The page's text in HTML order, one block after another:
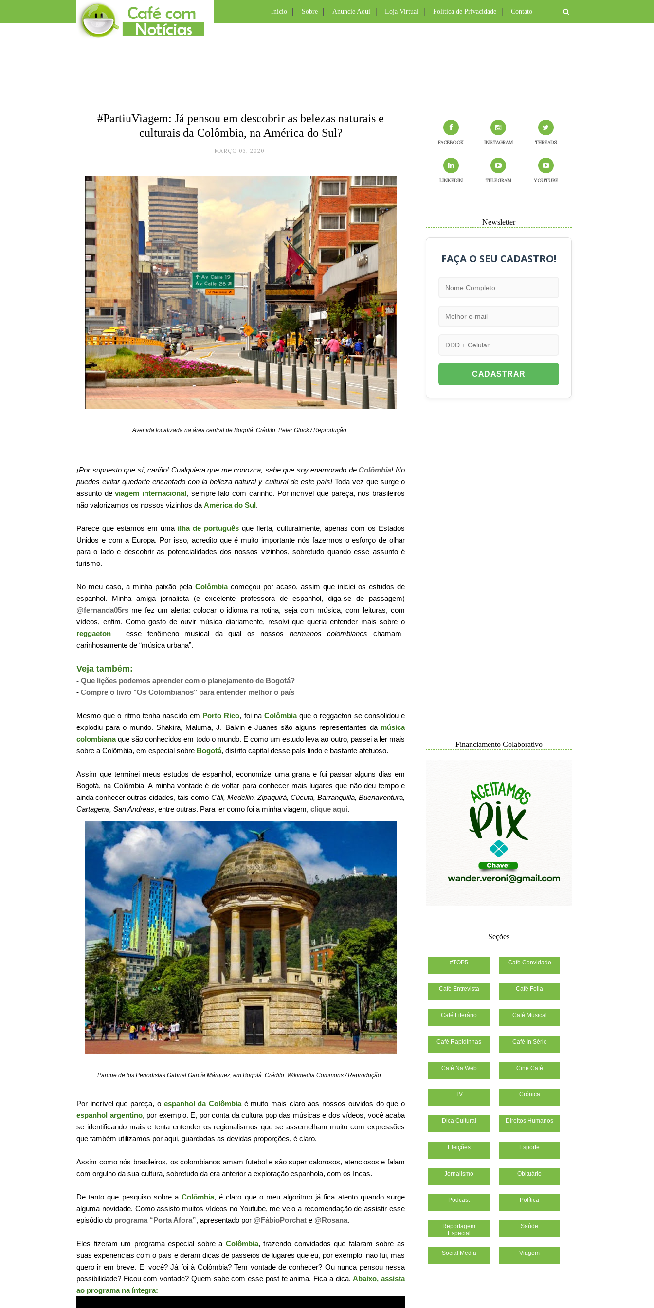
Início Sobre Anuncie Aqui Loja Virtual Política de Privacidade Contato
#PartiuViagem: Já pensou em descobrir as belezas naturais e
culturais da Colômbia, na América do Sul?
MARÇO 03, 2020
Avenida localizada na área central de Bogotá. Crédito: Peter Gluck / Reprodução.
¡Por supuesto que sí, cariño! Cualquiera que me conozca, sabe que soy enamorado deColômbia! No
puedes evitar quedarte encantado con la belleza natural y cultural de este país! Toda vez que surge o
assunto deviagem internacional, sempre falo com carinho. Por incrível que pareça, nós brasileiros
não valorizamos os nossos vizinhos da América do Sul.
Parece que estamos em uma ilha de português que flerta, culturalmente, apenas com os Estados
Unidos e com a Europa. Por isso, acredito que é muito importante nós fazermos o esforço de olhar
para o lado e descobrir as potencialidades dos nossos vizinhos, sobretudo quando esse assunto é
turismo.
No meu caso, a minha paixão pela Colômbiacomeçou por acaso, assim que iniciei os estudos de
espanhol. Minha amiga jornalista (e excelente professora de espanhol, diga-se de passagem)
@fernanda05rs me fez um alerta: colocar o idioma na rotina, seja com música, com leituras, com
vídeos, enfim. Como gosto de ouvir música diariamente, resolvi que queria entender mais sobre o
reggaeton – esse fenômeno musical da qual os nossos hermanos colombianos chamam
carinhosamente de “música urbana”.
Veja também:
- Que lições podemos aprender com o planejamento de Bogotá?
- Compre o livro "Os Colombianos" para entender melhor o país
Mesmo que o ritmo tenha nascido em Porto Rico, foi na Colômbiaque o reggaeton se consolidou e
explodiu para o mundo. Shakira, Maluma, J. Balvin e Juanes são alguns representantes da música
colombianaque são conhecidos em todo o mundo. E como um estudo leva ao outro, passei a ler mais
sobre a Colômbia, em especial sobre Bogotá, distrito capital desse país lindo e bastante afetuoso.
Assim que terminei meus estudos de espanhol, economizei uma grana e fui passar alguns dias em
Bogotá, na Colômbia. A minha vontade é de voltar para conhecer mais lugares que não deu tempo e
ainda conhecer outras cidades, tais como Cáli, Medellin, Zipaquirá, Cúcuta, Barranquilla, Buenaventura,
Cartagena, San Andreas, entre outras. Para ler como foi a minha viagem, clique aqui.
Parque de los Periodistas Gabriel García Márquez, em Bogotá. Crédito: Wikimedia Commons / Reprodução.
Por incrível que pareça, o espanhol da Colômbiaé muito mais claro aos nossos ouvidos do que o
espanhol argentino, por exemplo. E, por conta da cultura pop das músicas e dos vídeos, você acaba
se identificando mais e tenta entender os regionalismos que se assemelham muito com expressões
que também utilizamos por aqui, guardadas as devidas proporções, é claro.
Assim como nós brasileiros, os colombianos amam futebol e são super calorosos, atenciosos e falam
com orgulho da sua cultura, sobretudo da era anterior a exploração espanhola, com os Incas.
De tanto que pesquiso sobre aColômbia, é claro que o meu algoritmo já fica atento quando surge
alguma novidade. Como assisto muitos vídeos no Youtube, me veio a recomendação de assistir esse
episódio do programa “Porta Afora”, apresentado por @FábioPorchat e @Rosana.
Eles fizeram um programa especial sobre a Colômbia, trazendo convidados que falaram sobre as
suas experiências com o país e deram dicas de passeios de lugares que eu, por exemplo, não fui, mas
quero ir em breve. E, você? Já foi à Colômbia? Tem vontade de conhecer? Ou nunca pensou nessa
possibilidade? Ficou com vontade? Quem sabe com esse post te anima. Fica a dica.Abaixo, assista
ao programa na íntegra:
FACEBOOK INSTAGRAM THREADS
LINKEDIN TELEGRAM YOUTUBE
Newsletter
FAÇA O SEU CADASTRO!
CADASTRAR
Financiamento Colaborativo
Seções
#TOP5 Café Convidado
Café Entrevista Café Folia
Café Literário Café Musical
Café Rapidinhas Café In Série
Café Na Web Cine Café
TV Crônica
Dica Cultural Direitos Humanos
Eleições Esporte
Jornalismo Obituário
Podcast Política
Reportagem
Especial
Saúde
Social Media Viagem